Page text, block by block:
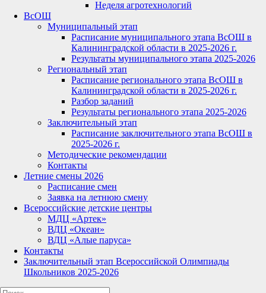
Неделя агротехнологий
ВсОШ
Муниципальный этап
Расписание муниципального этапа ВсОШ в
Калининградской области в 2025-2026 г.
Результаты муниципального этапа 2025-2026
Региональный этап
Расписание регионального этапа ВсОШ в
Калининградской области в 2025-2026 г.
Разбор заданий
Результаты регионального этапа 2025-2026
Заключительный этап
Расписание заключительного этапа ВсОШ в
2025-2026 г.
Методические рекомендации
Контакты
Летние смены 2026
Расписание смен
Заявка на летнюю смену
Всероссийские детские центры
МДЦ «Артек»
ВДЦ «Океан»
ВДЦ «Алые паруса»
Контакты
Заключительный этап Всероссийской Олимпиады
Школьников 2025-2026